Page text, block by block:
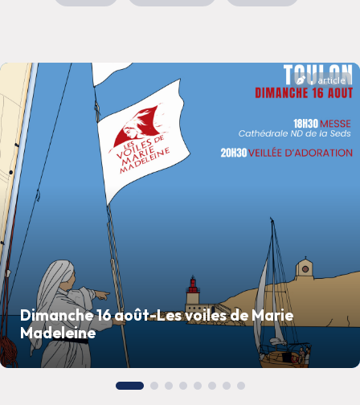
Dimanche 16 août-Les voiles de Marie
Madeleine
article